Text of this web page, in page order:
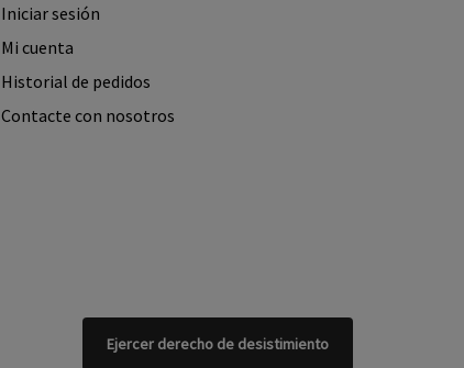
Iniciar sesión
Mi cuenta
Historial de pedidos
Contacte con nosotros
Ejercer derecho de desistimiento